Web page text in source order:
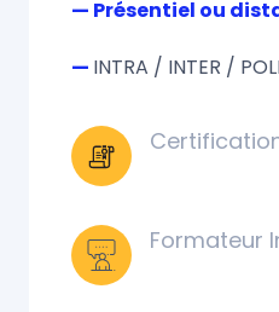
— Présentiel ou
— INTRA / INTER /
Formateur